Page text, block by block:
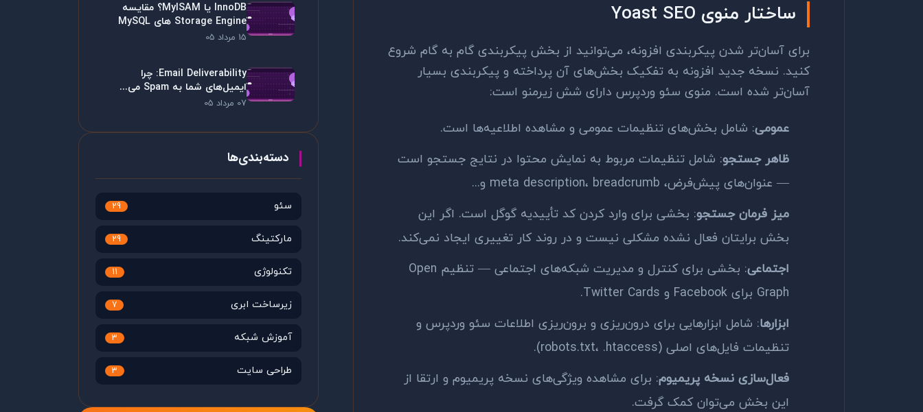
ساختار منوی Yoast SEO
برای آسان‌تر شدن پیکربندی افزونه، می‌توانید از بخش پیکربندی گام به گام شروع
کنید. نسخه جدید افزونه به تفکیک بخش‌های آن پرداخته و پیکربندی بسیار
آسان‌تر شده است. منوی سئو وردپرس دارای شش زیرمنو است:
عمومی: شامل بخش‌های تنظیمات عمومی و مشاهده اطلاعیه‌ها است.
ظاهر جستجو: شامل تنظیمات مربوط به نمایش محتوا در نتایج جستجو است
— عنوان‌های پیش‌فرض، meta description، breadcrumb و...
میز فرمان جستجو: بخشی برای وارد کردن کد تأییدیه گوگل است. اگر این
بخش برایتان فعال نشده مشکلی نیست و در روند کار تغییری ایجاد نمی‌کند.
اجتماعی
: بخشی برای کنترل و مدیریت شبکه‌های اجتماعی — تنظیم Open
Graph برای Facebook و Twitter Cards.
ابزارها: شامل ابزارهایی برای درون‌ریزی و برون‌ریزی اطلاعات سئو وردپرس و
تنظیمات فایل‌های اصلی (robots.txt، .htaccess).
فعال‌سازی نسخه پریمیوم: برای مشاهده ویژگی‌های نسخه پریمیوم و ارتقا از
این بخش می‌توان کمک گرفت.
InnoDB یا MyISAM؟ مقایسه
Storage Engine های MySQL
15 مرداد 05
Email Deliverability: چرا
ایمیل‌های شما به Spam می...
07 مرداد 05
دسته‌بندی‌ها
سئو 29
مارکتینگ 29
تکنولوژی 11
زیرساخت ابری 7
آموزش شبکه 3
طراحی سایت 3